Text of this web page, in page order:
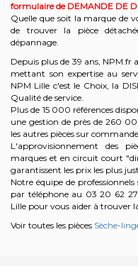
formulaire de DEMANDE DE
Quelle que soit la marque de
de trouver la pièce
dépannage.
Depuis plus de 39 ans, NPM.fr
mettant son expertise au
NPM Lille c'est le Choix, la
Qualité de service.
Plus de 15 000 références
une gestion de près de 260
les autres pièces sur
L'approvisionnement des
marques et en circuit court
garantissent les prix les plus
Notre équipe de
par téléphone au 03 20 62
Lille pour vous aider à trouver
Voir toutes les pièces Sèche-